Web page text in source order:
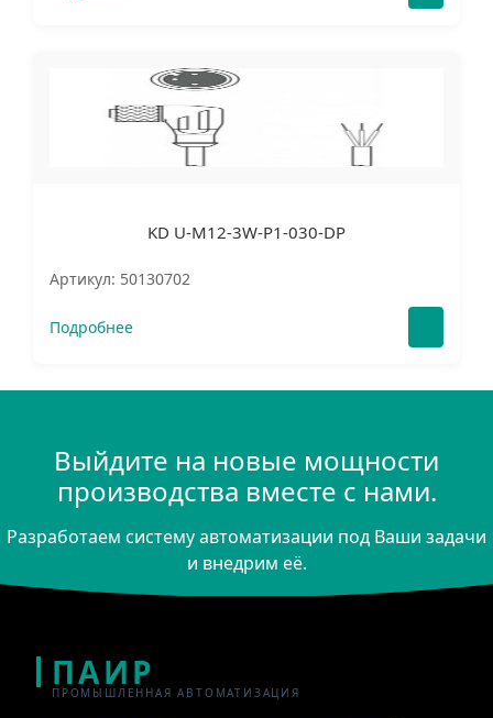
KD U-M12-3W-P1-030-DP
Артикул: 50130702
Подробнее
Выйдите на новые мощности
производства вместе с нами.
Разработаем систему автоматизации под Ваши задачи
и внедрим её.
ПАИР
ПРОМЫШЛЕННАЯ АВТОМАТИЗАЦИЯ